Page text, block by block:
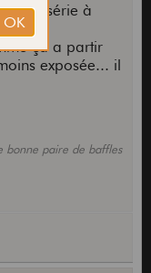
série à
ça a partir
exposée... il
bonne paire de baffles